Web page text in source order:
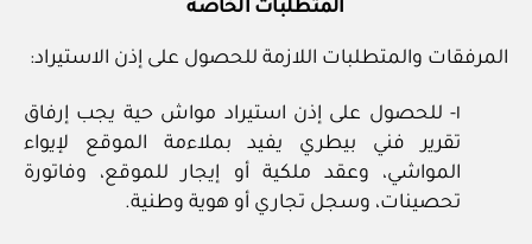
المتطلبات الخاصة
المرفقات والمتطلبات اللازمة للحصول على إذن الاستيراد:
١- للحصول على إذن استيراد مواش حية يجب إرفاق
تقرير فني بيطري يفيد بملاءمة الموقع لإيواء
المواشي، وعقد ملكية أو إيجار للموقع، وفاتورة
تحصينات، وسجل تجاري أو هوية وطنية.